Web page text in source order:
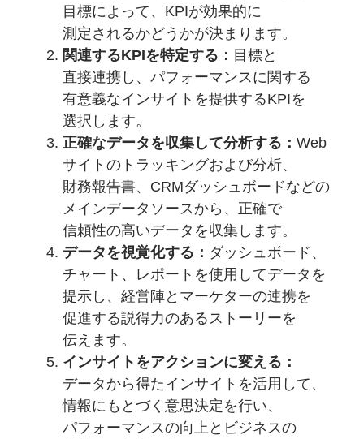
目標によって、 KPIが効果的に
測定されるかどうかが決まります。
関連するKPIを特定する： 目標と
直接連携し、パフォーマンスに関する
有意義なインサイトを提供するKPIを
選択します。
正確なデータを収集して分析する：Web
サイトの トラッキングおよび分析、
財務報告書、 CRMダッシュボードなどの
メインデータソースから、 正確で
信頼性の高いデータを収集します。
データを視覚化する： ダッシュボード、
チャート、 レポートを使用してデータを
提示し、経営陣と マーケターの連携を
促進する説得力のあるストーリーを
伝えます。
インサイトをアクションに変える：
データから得た インサイトを活用して、
情報にもとづく意思決定を行い、
パフォーマンスの向上と ビジネスの